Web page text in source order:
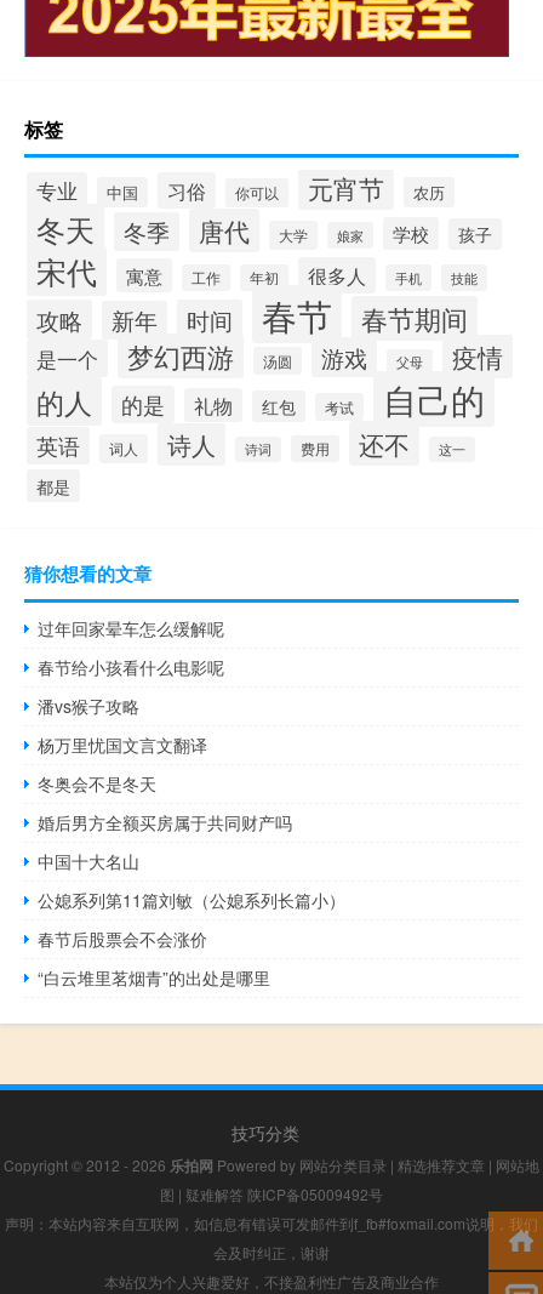
标签
专业 中国 习俗 你可以 元宵节 农历
冬天 冬季 唐代 大学 娘家 学校 孩子
宋代 寓意 工作 年初 很多人 手机 技能
攻略 新年 时间 春节 春节期间
是一个 梦幻西游 汤圆 游戏 父母 疫情
的人 的是 礼物 红包 考试 自己的
英语 词人 诗人 诗词 费用 还不 这一
都是
猜你想看的文章
过年回家晕车怎么缓解呢
春节给小孩看什么电影呢
潘vs猴子攻略
杨万里忧国文言文翻译
冬奥会不是冬天
婚后男方全额买房属于共同财产吗
中国十大名山
公媳系列第11篇刘敏（公媳系列长篇小）
春节后股票会不会涨价
“白云堆里茗烟青”的出处是哪里
技巧分类
Copyright © 2012 - 2026 乐拍网 Powered by 网站分类目录 | 精选推荐文章 | 网站地
图 | 疑难解答 陕ICP备05009492号
声明：本站内容来自互联网，如信息有错误可发邮件到f_fb#foxmail.com说明，我们
会及时纠正，谢谢
本站仅为个人兴趣爱好，不接盈利性广告及商业合作